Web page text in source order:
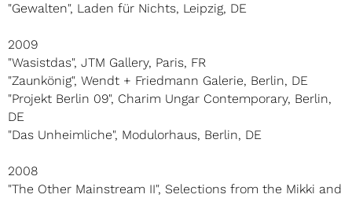
"Gewalten", Laden für Nichts, Leipzig, DE
2009
"Wasistdas", JTM Gallery, Paris, FR
"Zaunkönig", Wendt + Friedmann Galerie, Berlin, DE
"Projekt Berlin 09", Charim Ungar Contemporary, Berlin,
DE
"Das Unheimliche", Modulorhaus, Berlin, DE
2008
"The Other Mainstream II", Selections from the Mikki and